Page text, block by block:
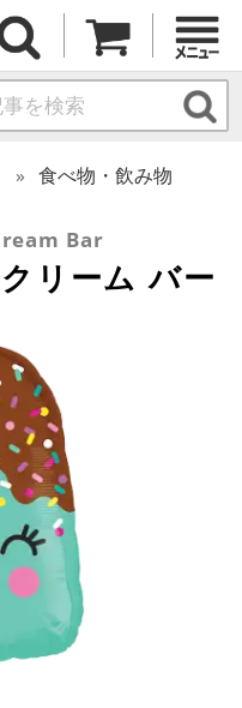
食べ物・飲み物
Bar
リーム バー